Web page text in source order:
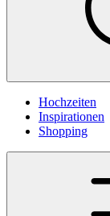
Hochzeiten
Inspirationen
Shopping